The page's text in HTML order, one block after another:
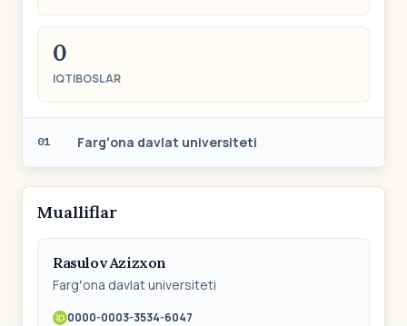
0
IQTIBOSLAR
01 Fargʻona davlat universiteti
Mualliflar
Rasulov Azizxon
Fargʻona davlat universiteti
0000-0003-3534-6047